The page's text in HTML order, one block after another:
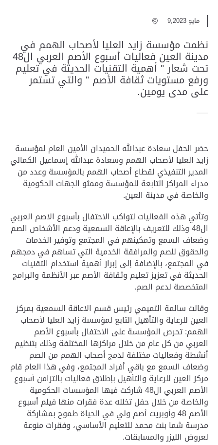
مايو 9,2023
نظمت مؤسسة زايد العليا لأصحاب الهمم في
مدينة العين فعاليات أسبوع الأصم العربي ال48
تحت شعار " أهمية التقنيات الحديثة في تعليم
ورفع مستويات ثقافة الأصم " والتي تستمر
على مدى يومين.
حضر الحفل سعادة عبدالله الحميدان الأمين العام لمؤسسة
زايد العليا لأصحاب الهمم وسعادة عبدالله إسماعيل الكمالي
المدير التنفيذي لقطاع أصحاب الهمم بالمؤسسة وعدد من
مدراء المراكز التابعة للمؤسسة وممثو الجهات الحكومية
والخاصة في مدينة العين.
وتأتي هذه الفعاليات لتواكب الاحتفال بأسبوع الاصم العربي
ال48 وذلك للتعريف بالإعاقة السمعية ودعم الأشخاص الصم
وضعاف السمع وتمكينهم في المجتمع وتوفير الخدمات
والحقوق للصم والمرافقة الخدمية التي تساهم في دمجهم
في المجتمع، بالإضافة إلى إبراز أهمية استخدام التقنيات
الحديثة في تعزيز تعليم وثقافة الأصم عبر الأنظمة والبرامج
المتخصصة لدعم الصم.
وقالت سالمة التميمي رئيس قسم الاعاقة السمعية بمركز
العين للرعاية والتأهيل التابع لمؤسسة زايد العليا لأصحاب
الهمم: تحرص المؤسسة على الاحتفال بأسبوع الأصم
العربي من كل عام من خلال مراكزها المختلفة وذلك بتنظيم
أنشطة وفعاليات مختلفة لدمج أصحاب الهمم من الصم
وضعاف السمع مع باقي أفراد المجتمع، وفي هذا العام قام
مركز العين للرعاية والتأهيل بإطلاق فعاليات بالتزامن أسبوع
الأصم العربي ال48 شاركت فيها المؤسسات الحكومية
والخاصة من خلال حفل تخلله عدة فقرات منها فيلم أسبوع
الأصم 48 وأوبريت أصم ولي في الحياة طموح بمشاركة
مدرسة شما بنت محمد للتعليم الأساسي، وفقرات منوعة
لعروض الليزر والمسابقات.